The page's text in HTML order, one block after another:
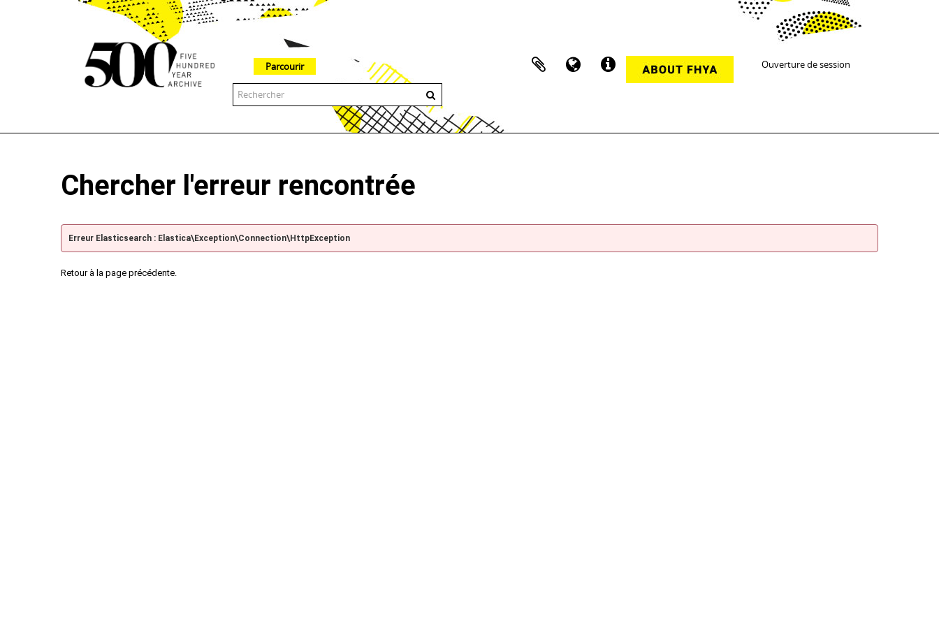
Ouverture de session
Parcourir
Chercher l'erreur rencontrée
Erreur Elasticsearch : Elastica\Exception\Connection\HttpException
Retour à la page précédente.